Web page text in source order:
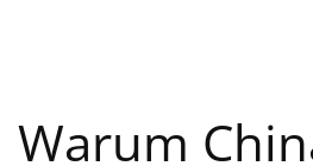
Warum